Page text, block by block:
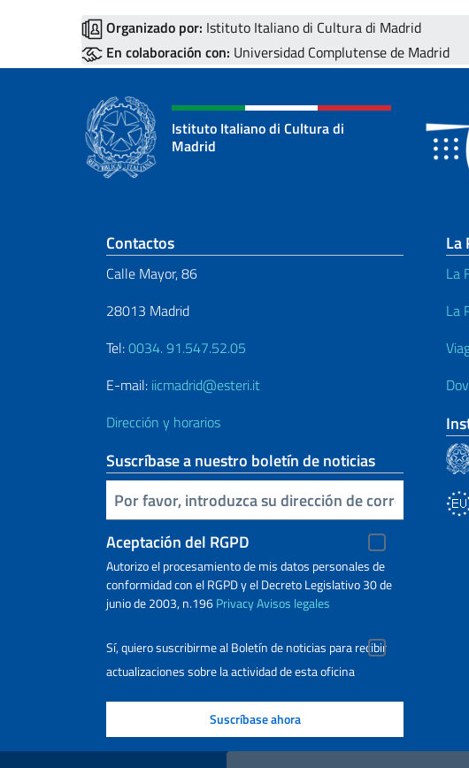
Organizado por: Istituto Italiano di Cultura di Madrid
En colaboración con: Universidad Complutense de Madrid
Istituto Italiano di Cultura di
Madrid
Sezione footer
Contactos
Calle Mayor, 86
28013 Madrid
Tel:0034. 91.547.52.05
E-mail: iicmadrid@esteri.it
Dirección y horarios
Suscríbase a nuestro boletín de noticias
Inserta tu correo electronico
Aceptación del RGPD
Autorizo ​​el procesamiento de mis datos personales de
conformidad con el RGPD y el Decreto Legislativo 30 de
junio de 2003, n.196PrivacyAvisos legales
Sí, quiero suscribirme al Boletín de noticias para recibir
actualizaciones sobre la actividad de esta oficina
La
La
La